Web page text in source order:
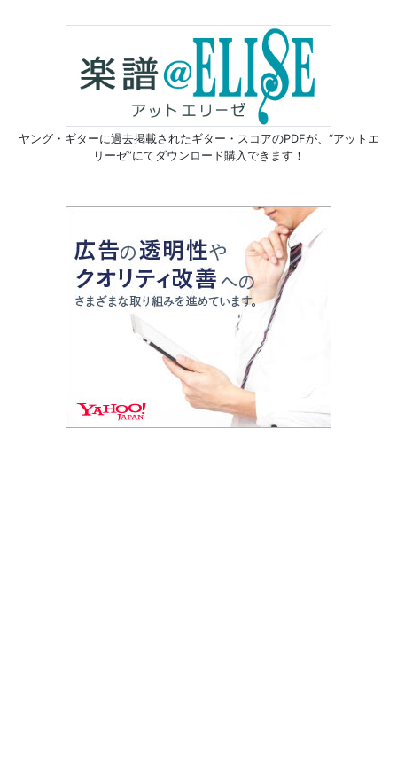
ヤング・ギターに過去掲載されたギター・スコアのPDFが、 “アットエ
リーゼ”にてダウンロード購入できます！